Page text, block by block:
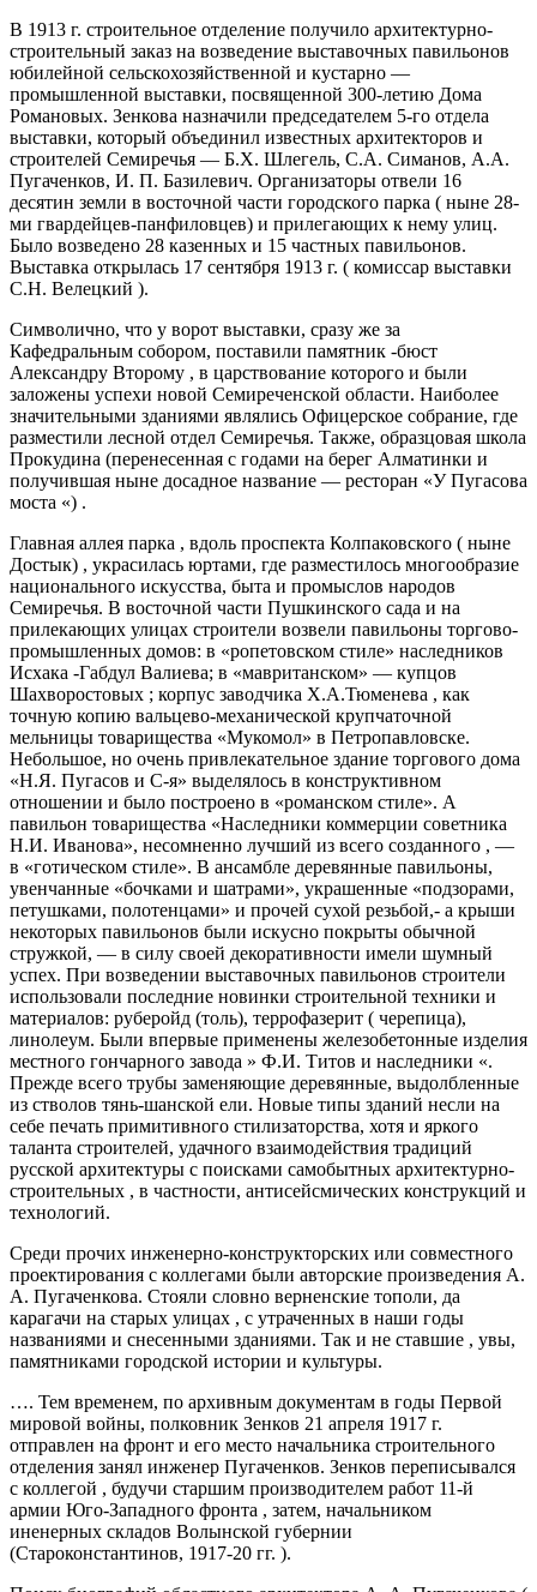
В 1913 г. строительное отделение получило архитектурно-
строительный заказ на возведение выставочных павильонов
юбилейной сельскохозяйственной и кустарно —
промышленной выставки, посвященной 300-летию Дома
Романовых. Зенкова назначили председателем 5-го отдела
выставки, который объединил известных архитекторов и
строителей Семиречья — Б.Х. Шлегель, С.А. Симанов, А.А.
Пугаченков, И. П. Базилевич. Организаторы отвели 16
десятин земли в восточной части городского парка ( ныне 28-
ми гвардейцев-панфиловцев) и прилегающих к нему улиц.
Было возведено 28 казенных и 15 частных павильонов.
Выставка открылась 17 сентября 1913 г. ( комиссар выставки
С.Н. Велецкий ).
Символично, что у ворот выставки, сразу же за
Кафедральным собором, поставили памятник -бюст
Александру Второму , в царствование которого и были
заложены успехи новой Семиреченской области. Наиболее
значительными зданиями являлись Офицерское собрание, где
разместили лесной отдел Семиречья. Также, образцовая школа
Прокудина (перенесенная с годами на берег Алматинки и
получившая ныне досадное название — ресторан «У Пугасова
моста «) .
Главная аллея парка , вдоль проспекта Колпаковского ( ныне
Достык) , украсилась юртами, где разместилось многообразие
национального искусства, быта и промыслов народов
Семиречья. В восточной части Пушкинского сада и на
прилекающих улицах строители возвели павильоны торгово-
промышленных домов: в «ропетовском стиле» наследников
Исхака -Габдул Валиева; в «мавританском» — купцов
Шахворостовых ; корпус заводчика Х.А.Тюменева , как
точную копию вальцево-механической крупчаточной
мельницы товарищества «Мукомол» в Петропавловске.
Небольшое, но очень привлекательное здание торгового дома
«Н.Я. Пугасов и С-я» выделялось в конструктивном
отношении и было построено в «романском стиле». А
павильон товарищества «Наследники коммерции советника
Н.И. Иванова», несомненно лучший из всего созданного , —
в «готическом стиле». В ансамбле деревянные павильоны,
увенчанные «бочками и шатрами», украшенные «подзорами,
петушками, полотенцами» и прочей сухой резьбой,- а крыши
некоторых павильонов были искусно покрыты обычной
стружкой, — в силу своей декоративности имели шумный
успех. При возведении выставочных павильонов строители
использовали последние новинки строительной техники и
материалов: руберойд (толь), террофазерит ( черепица),
линолеум. Были впервые применены железобетонные изделия
местного гончарного завода » Ф.И. Титов и наследники «.
Прежде всего трубы заменяющие деревянные, выдолбленные
из стволов тянь-шанской ели. Новые типы зданий несли на
себе печать примитивного стилизаторства, хотя и яркого
таланта строителей, удачного взаимодействия традиций
русской архитектуры с поисками самобытных архитектурно-
строительных , в частности, антисейсмических конструкций и
технологий.
Среди прочих инженерно-конструкторских или совместного
проектирования с коллегами были авторские произведения А.
А. Пугаченкова. Стояли словно верненские тополи, да
карагачи на старых улицах , с утраченных в наши годы
названиями и снесенными зданиями. Так и не ставшие , увы,
памятниками городской истории и культуры.
…. Тем временем, по архивным документам в годы Первой
мировой войны, полковник Зенков 21 апреля 1917 г.
отправлен на фронт и его место начальника строительного
отделения занял инженер Пугаченков. Зенков переписывался
с коллегой , будучи старшим производителем работ 11-й
армии Юго-Западного фронта , затем, начальником
иненерных складов Волынской губернии
(Староконстантинов, 1917-20 гг. ).